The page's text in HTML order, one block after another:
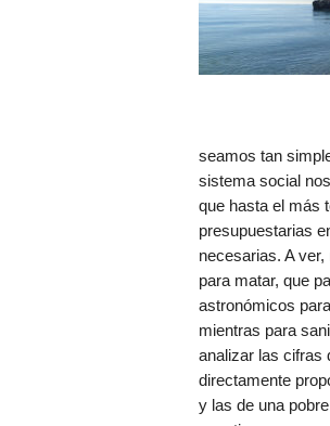
seamos tan
sistema social
que hasta el más
presupuestarias
necesarias. A
para matar, que
astronómicos
mientras para
analizar las cifras
directamente
y las de una